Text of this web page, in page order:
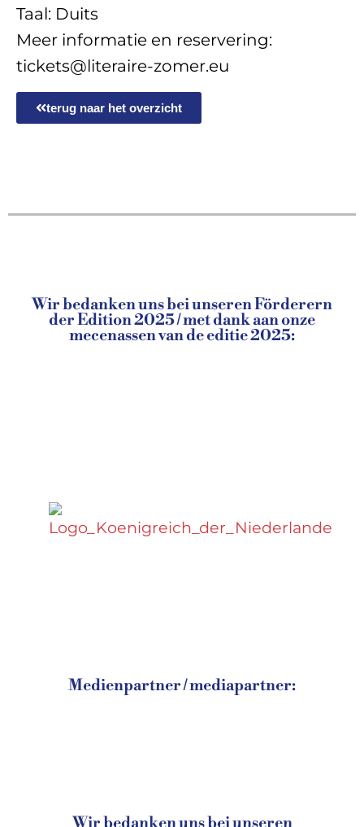
Taal: Duits
Meer informatie en reservering:
tickets@literaire-zomer.eu
terug naar het overzicht
Wir bedanken uns bei unseren Förderern
der Edition 2025 / met dank aan onze
mecenassen van de editie 2025:
Medienpartner / mediapartner:
Wir bedanken uns bei unseren